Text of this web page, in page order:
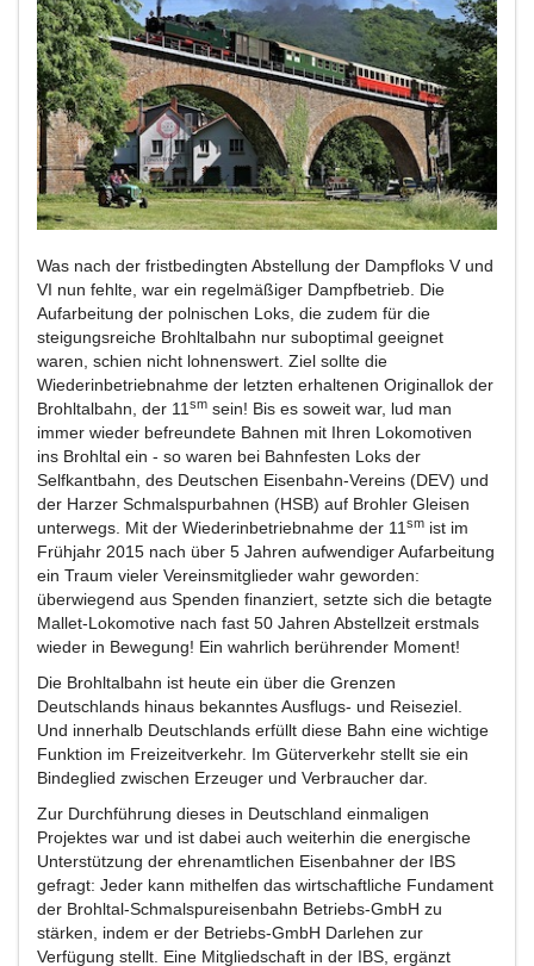
Was nach der fristbedingten Abstellung der Dampfloks V und
VI nun fehlte, war ein regelmäßiger Dampfbetrieb. Die
Aufarbeitung der polnischen Loks, die zudem für die
steigungsreiche Brohltalbahn nur suboptimal geeignet
waren, schien nicht lohnenswert. Ziel sollte die
Wiederinbetriebnahme der letzten erhaltenen Originallok der
Brohltalbahn, der 11 sm sein! Bis es soweit war, lud man
immer wieder befreundete Bahnen mit Ihren Lokomotiven
ins Brohltal ein - so waren bei Bahnfesten Loks der
Selfkantbahn, des Deutschen Eisenbahn-Vereins (DEV) und
der Harzer Schmalspurbahnen (HSB) auf Brohler Gleisen
unterwegs. Mit der Wiederinbetriebnahme der 11 sm ist im
Frühjahr 2015 nach über 5 Jahren aufwendiger Aufarbeitung
ein Traum vieler Vereinsmitglieder wahr geworden:
überwiegend aus Spenden finanziert, setzte sich die betagte
Mallet-Lokomotive nach fast 50 Jahren Abstellzeit erstmals
wieder in Bewegung! Ein wahrlich berührender Moment!
Die Brohltalbahn ist heute ein über die Grenzen
Deutschlands hinaus bekanntes Ausflugs- und Reiseziel.
Und innerhalb Deutschlands erfüllt diese Bahn eine wichtige
Funktion im Freizeitverkehr. Im Güterverkehr stellt sie ein
Bindeglied zwischen Erzeuger und Verbraucher dar.
Zur Durchführung dieses in Deutschland einmaligen
Projektes war und ist dabei auch weiterhin die energische
Unterstützung der ehrenamtlichen Eisenbahner der IBS
gefragt: Jeder kann mithelfen das wirtschaftliche Fundament
der Brohltal-Schmalspureisenbahn Betriebs-GmbH zu
stärken, indem er der Betriebs-GmbH Darlehen zur
Verfügung stellt. Eine Mitgliedschaft in der IBS, ergänzt